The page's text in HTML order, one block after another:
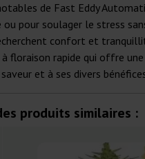
de Fast Eddy
ou pour soulager le stress
confort et
floraison rapide qui offre
et à ses divers
produits similaires :